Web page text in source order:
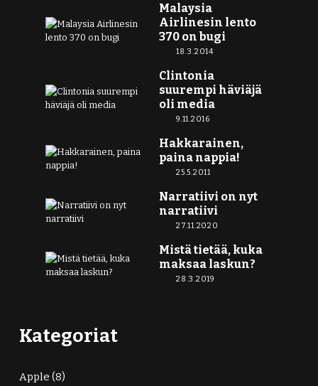
Malaysia
Airlinesin lento
370 on bugi
18.3.2014
Clintonia
suurempi häviäjä
oli media
9.11.2016
Hakkarainen,
paina nappia!
25.5.2011
Narratiivi on nyt
narratiivi
27.11.2020
Mistä tietää, kuka
maksaa laskun?
28.3.2019
Kategoriat
Apple (8)